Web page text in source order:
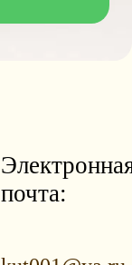
почта: